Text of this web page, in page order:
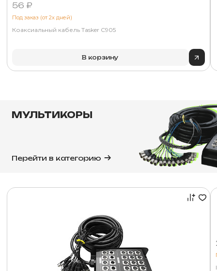
56 ₽
Под заказ (от 2х дней)
Коаксиальный кабель Tasker C905
В корзину
МУЛЬТИКОРЫ
Перейти в категорию